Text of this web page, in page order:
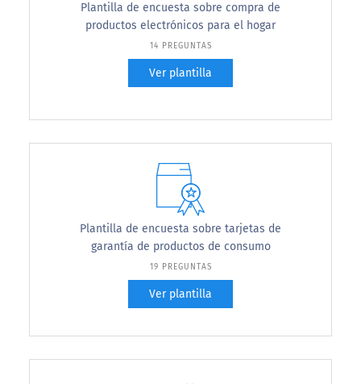
Plantilla de encuesta sobre compra de
productos electrónicos para el hogar
14 PREGUNTAS
Ver plantilla
Plantilla de encuesta sobre tarjetas de
garantía de productos de consumo
19 PREGUNTAS
Ver plantilla